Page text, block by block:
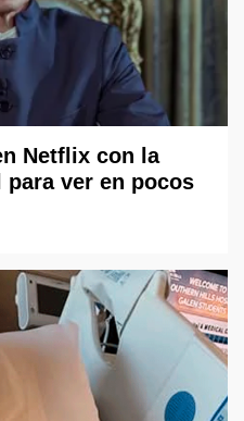
Netflix con la
ver en pocos